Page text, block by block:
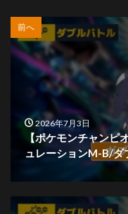
前へ
2026年7月3日
【ポケモンチャンピ
ュレーションM-B/ダ